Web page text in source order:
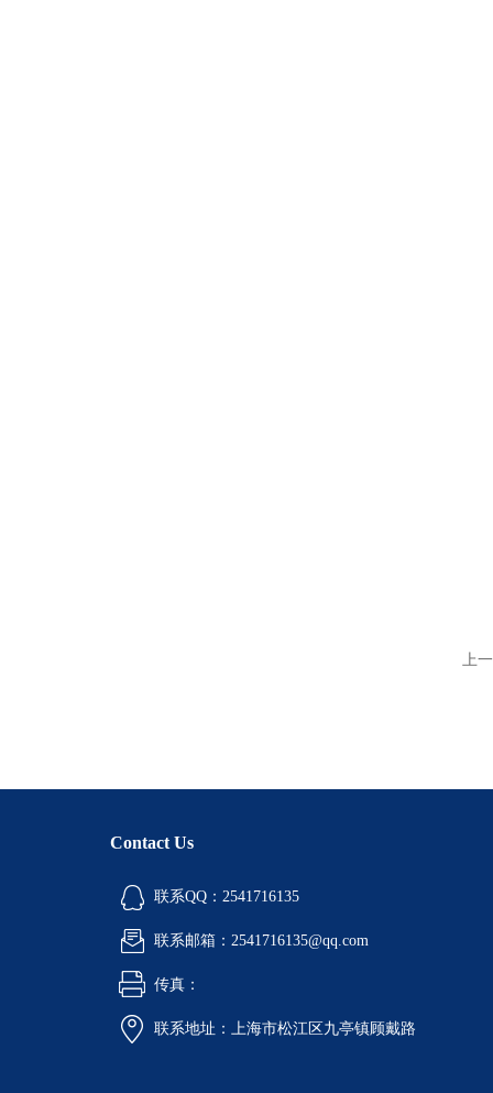
上
Contact Us
联系QQ：2541716135
联系邮箱：2541716135@qq.com
传真：
联系地址：上海市松江区九亭镇顾戴路